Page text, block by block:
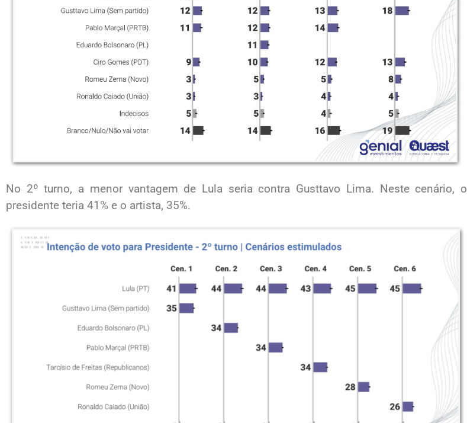
No 2º turno, a menor vantagem de Lula seria contra Gusttavo Lima. Neste cenário, o
presidente teria 41% e o artista, 35%.